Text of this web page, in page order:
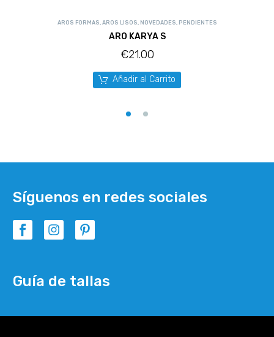
AROS FORMAS, AROS LISOS, NOVEDADES, PENDIENTES
ARO KARYA S
€21.00
Añadir al Carrito
Síguenos en redes sociales
Guía de tallas